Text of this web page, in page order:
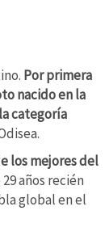
Por primera
nacido en la
categoría
los mejores del
años recién
global en el